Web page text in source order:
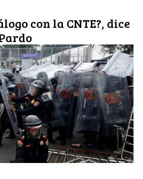
con la CNTE?, dice